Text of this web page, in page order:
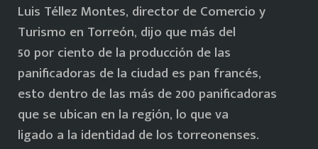
Luis Téllez Montes, director de Comercio y
Turismo en Torreón, dijo que más del
50 por ciento de la producción de las
panificadoras de la ciudad es pan francés,
esto dentro de las más de 200 panificadoras
que se ubican en la región, lo que va
ligado a la identidad de los torreonenses.